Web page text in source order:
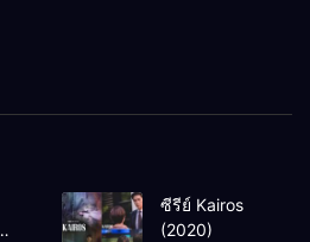
ซีรีย์ Kairos
(2020)